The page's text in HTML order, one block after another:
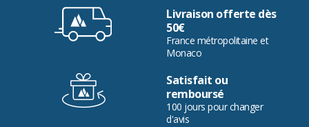
Livraison offerte dès
50€
France métropolitaine et
Monaco
Satisfait ou
remboursé
100 jours pour changer
d'avis